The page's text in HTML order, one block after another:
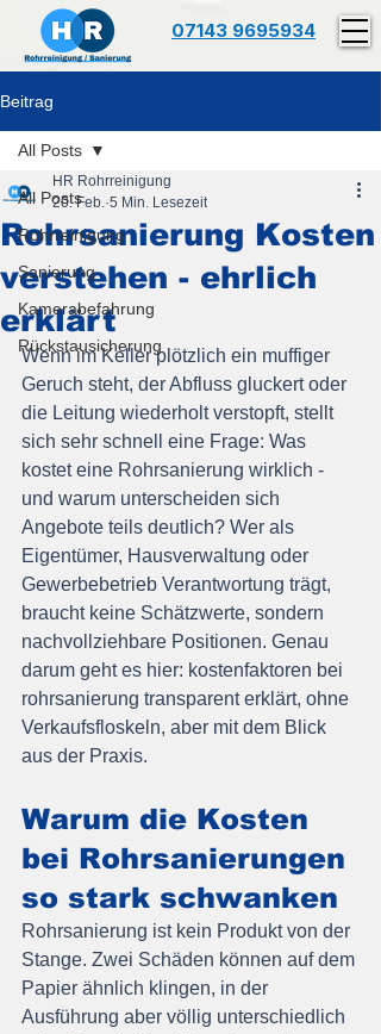
07143 9695934
Beitrag
All Posts
Rohrreinigung
Sanierung
Kamerabefahrung
Rückstausicherung
All Posts
Rohrsanierung Kosten
verstehen - ehrlich
erklärt
HR Rohrreinigung
20. Feb. 5 Min. Lesezeit
Wenn im Keller plötzlich ein muffiger
Geruch steht, der Abfluss gluckert oder
die Leitung wiederholt verstopft, stellt
sich sehr schnell eine Frage: Was
kostet eine Rohrsanierung wirklich -
und warum unterscheiden sich
Angebote teils deutlich? Wer als
Eigentümer, Hausverwaltung oder
Gewerbebetrieb Verantwortung trägt,
braucht keine Schätzwerte, sondern
nachvollziehbare Positionen. Genau
darum geht es hier: kostenfaktoren bei
rohrsanierung transparent erklärt, ohne
Verkaufsfloskeln, aber mit dem Blick
aus der Praxis.
Warum die Kosten
bei Rohrsanierungen
so stark schwanken
Rohrsanierung ist kein Produkt von der
Stange. Zwei Schäden können auf dem
Papier ähnlich klingen, in der
Ausführung aber völlig unterschiedlich